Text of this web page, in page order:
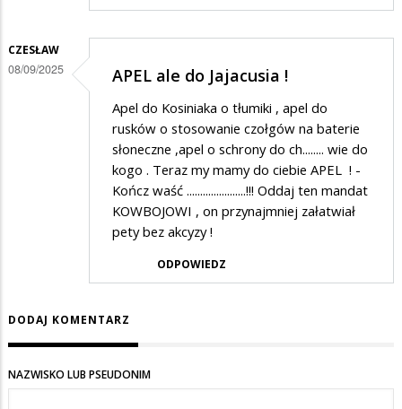
CZESŁAW
08/09/2025 APEL ale do Jajacusia !
Apel do Kosiniaka o tłumiki , apel do
rusków o stosowanie czołgów na baterie
słoneczne ,apel o schrony do ch........ wie do
kogo . Teraz my mamy do ciebie APEL ! -
Kończ waść ......................!!! Oddaj ten mandat
KOWBOJOWI , on przynajmniej załatwiał
pety bez akcyzy !
ODPOWIEDZ
DODAJ KOMENTARZ
NAZWISKO LUB PSEUDONIM